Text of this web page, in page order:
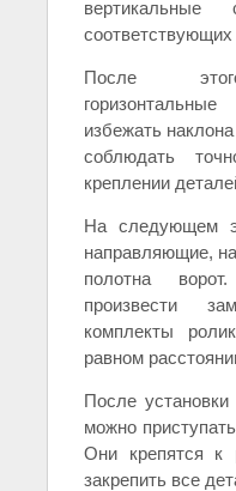
соответствующих
После
избежать
соблюдать
креплении
На следующем
направляющие,
полотна
произвести
комплекты
равном
После
можно
Они крепятся к
закрепить все